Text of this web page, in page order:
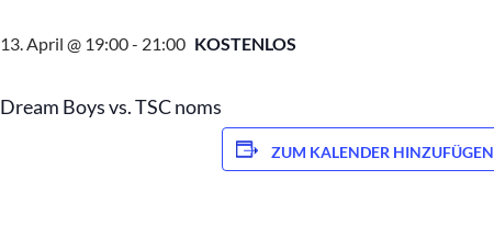
13. April @ 19:00- 21:00 KOSTENLOS
Dream Boys vs. TSC noms
ZUM KALENDER HINZUFÜGEN